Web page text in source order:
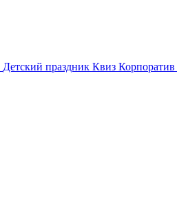
Детский праздник Квиз Корпоратив